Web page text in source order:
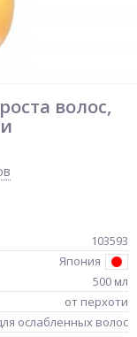
волос,
103593
Япония
500 мл
от перхоти
ослабленных волос